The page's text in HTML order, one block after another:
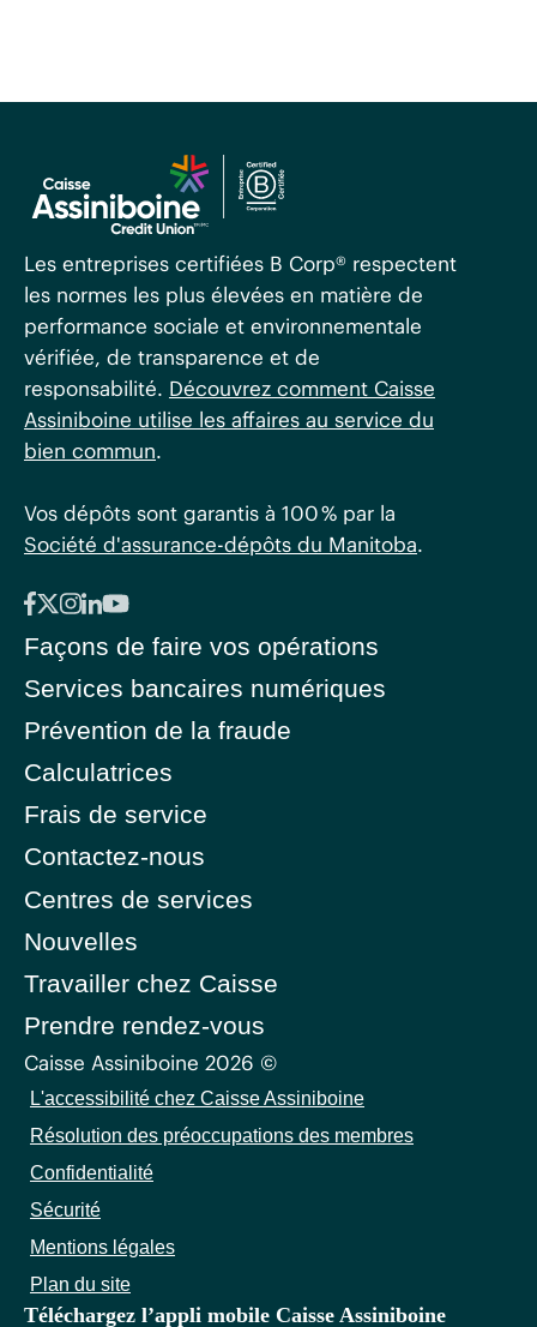
Les entreprises certifiées B Corp® respectent
les normes les plus élevées en matière de
performance sociale et environnementale
vérifiée, de transparence et de
responsabilité. Découvrez comment Caisse
Assiniboine utilise les affaires au service du
bien commun.
Vos dépôts sont garantis à 100 % par la
Société d'assurance-dépôts du Manitoba.
Façons de faire vos opérations
Services bancaires numériques
Prévention de la fraude
Calculatrices
Frais de service
Contactez-nous
Centres de services
Nouvelles
Travailler chez Caisse
Prendre rendez-vous
Caisse Assiniboine 2026 ©
L'accessibilité chez Caisse Assiniboine
Résolution des préoccupations des membres
Confidentialité
Sécurité
Mentions légales
Plan du site
Téléchargez l’appli mobile Caisse Assiniboine